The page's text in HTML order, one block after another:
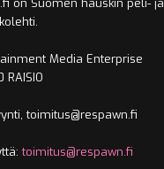
on Suomen hauskin peli- ja
Media Enterprise
RAISIO
toimitus@respawn.fi
toimitus@respawn.fi